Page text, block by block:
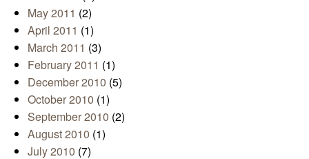
May 2011 (2)
April 2011 (1)
March 2011 (3)
February 2011 (1)
December 2010 (5)
October 2010 (1)
September 2010 (2)
August 2010 (1)
July 2010 (7)